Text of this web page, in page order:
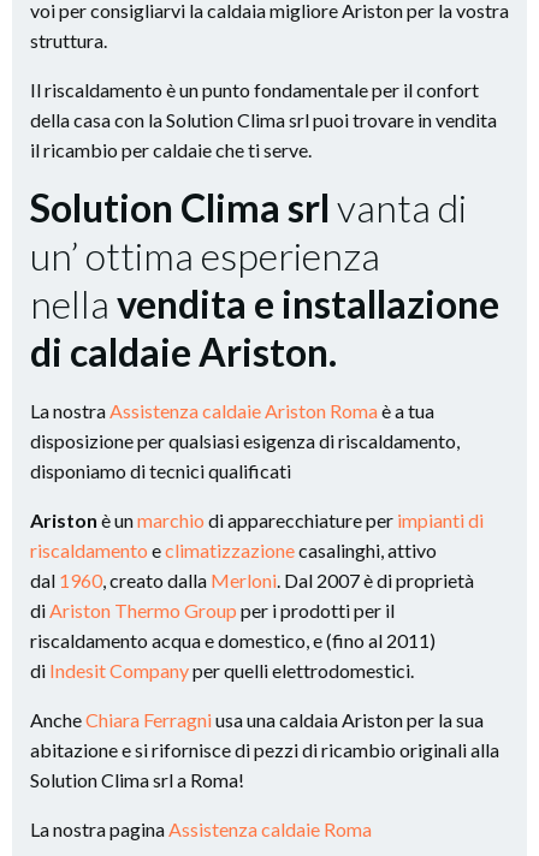
voi per consigliarvi la caldaia migliore Ariston per la vostra
struttura.
Il riscaldamento è un punto fondamentale per il confort
della casa con la Solution Clima srl puoi trovare in vendita
il ricambio per caldaie che ti serve.
Solution Clima srl vanta di
un’ ottima esperienza
nella vendita e installazione
di caldaie Ariston.
La nostra Assistenza caldaie Ariston Romaè a tua
disposizione per qualsiasi esigenza di riscaldamento,
disponiamo di tecnici qualificati
Ariston è unmarchio di apparecchiature per impianti di
riscaldamento eclimatizzazionecasalinghi, attivo
dal 1960 , creato dalla Merloni . Dal 2007 è di proprietà
di Ariston Thermo Group per i prodotti per il
riscaldamento acqua e domestico, e (fino al 2011)
di Indesit Companyper quelli elettrodomestici.
AncheChiara Ferragniusa una caldaia Ariston per la sua
abitazione e si rifornisce di pezzi di ricambio originali alla
Solution Clima srl a Roma!
La nostra pagina Assistenza caldaie Roma